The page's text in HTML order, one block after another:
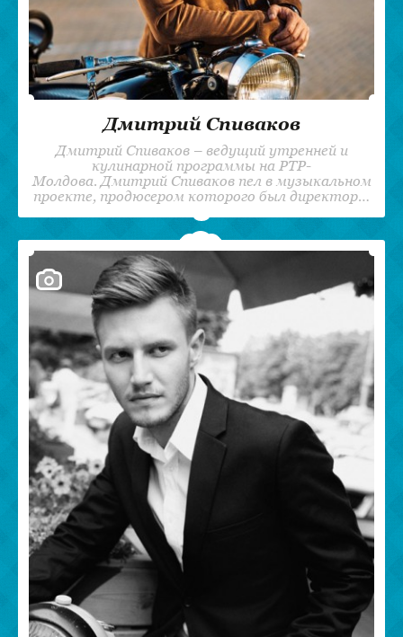
Дмитрий Спиваков
Дмитрий Спиваков – ведущий утренней и
кулинарной программы на РТР-
Молдова. Дмитрий Спиваков пел в музыкальном
проекте, продюсером которого был директор…